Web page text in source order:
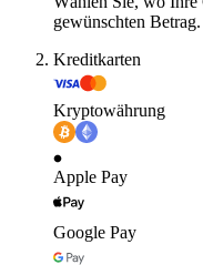
gewünschten Betrag.
Kreditkarten
Kryptowährung
Apple Pay
Google Pay